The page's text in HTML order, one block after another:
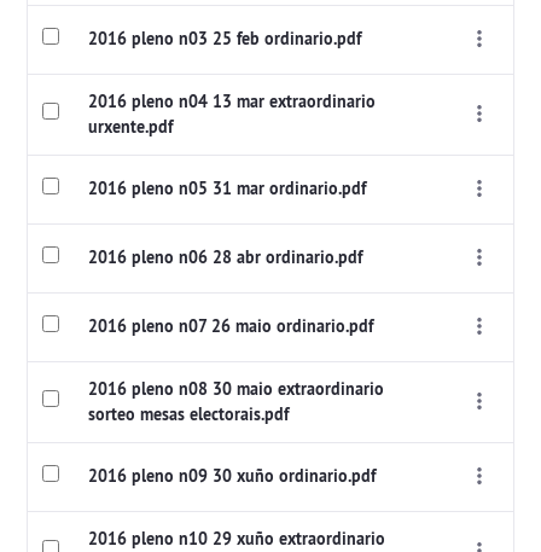
2016 pleno n03 25 feb ordinario.pdf
2016 pleno n04 13 mar extraordinario
urxente.pdf
2016 pleno n05 31 mar ordinario.pdf
2016 pleno n06 28 abr ordinario.pdf
2016 pleno n07 26 maio ordinario.pdf
2016 pleno n08 30 maio extraordinario
sorteo mesas electorais.pdf
2016 pleno n09 30 xuño ordinario.pdf
2016 pleno n10 29 xuño extraordinario